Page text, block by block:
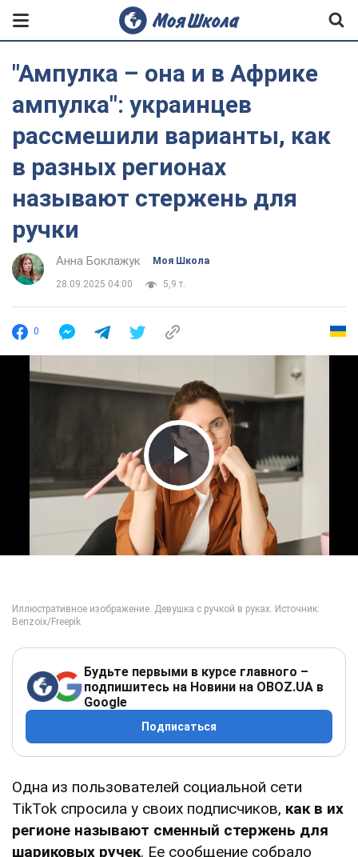
"Ампулка – она и в Африке
ампулка": украинцев
рассмешили варианты, как
в разных регионах
называют стержень для
ручки
Анна Боклажук Моя Школа
28.09.2025 04:00 5,9 т.
0
Play Video
Будьте первыми в курсе главного –
подпишитесь на Новини на OBOZ.UA в
Google
Подписаться
Одна из пользователей социальной сети
TikTok спросила у своих подписчиков, как в их
регионе называют сменный стержень для
шариковых ручек. Ее сообщение собрало